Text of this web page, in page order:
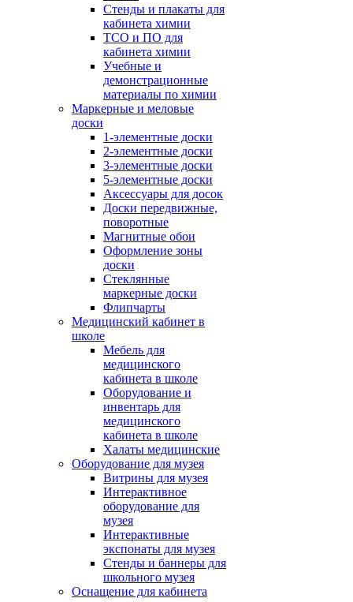
Стенды и плакаты для
кабинета химии
ТСО и ПО для
кабинета химии
Учебные и
демонстрационные
материалы по химии
Маркерные и меловые
доски
1-элементные доски
2-элементные доски
3-элементные доски
5-элементные доски
Аксессуары для досок
Доски передвижные,
поворотные
Магнитные обои
Оформление зоны
доски
Стеклянные
маркерные доски
Флипчарты
Медицинский кабинет в
школе
Мебель для
медицинского
кабинета в школе
Оборудование и
инвентарь для
медицинского
кабинета в школе
Халаты медицинские
Оборудование для музея
Витрины для музея
Интерактивное
оборудование для
музея
Интерактивные
экспонаты для музея
Стенды и баннеры для
школьного музея
Оснащение для кабинета